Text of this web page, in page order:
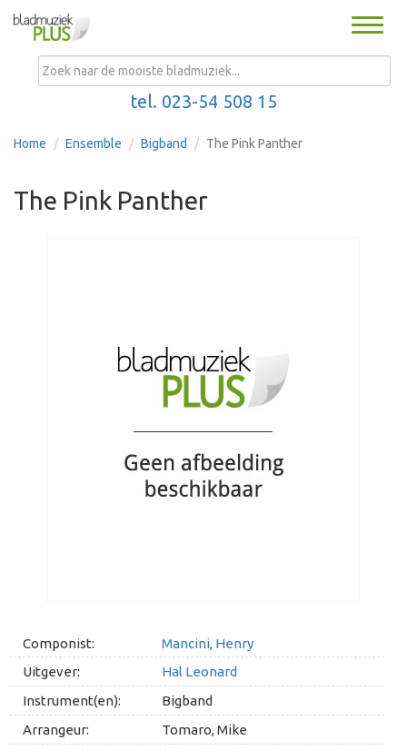
Toggle
tel. 023-54 508 15
MENU
Home Ensemble Bigband The Pink Panther
The Pink Panther
Componist:
Mancini, Henry
Uitgever:
Hal Leonard
Instrument(en):
Bigband
Arrangeur:
Tomaro, Mike